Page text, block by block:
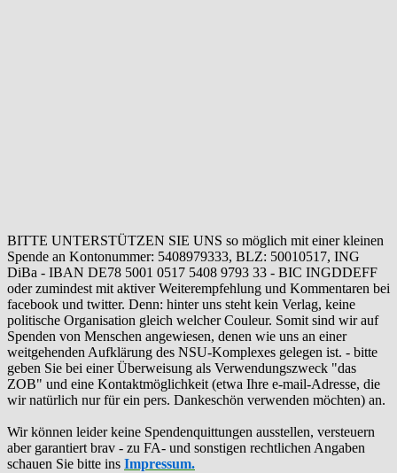
BITTE UNTERSTÜTZEN SIE UNS so möglich mit einer kleinen
Spende an Kontonummer: 5408979333, BLZ: 50010517, ING
DiBa - IBAN DE78 5001 0517 5408 9793 33 - BIC INGDDEFF
oder zumindest mit aktiver Weiterempfehlung und Kommentaren bei
facebook und twitter. Denn: hinter uns steht kein Verlag, keine
politische Organisation gleich welcher Couleur. Somit sind wir auf
Spenden von Menschen angewiesen, denen wie uns an einer
weitgehenden Aufklärung des NSU-Komplexes gelegen ist. - bitte
geben Sie bei einer Überweisung als Verwendungszweck "das
ZOB" und eine Kontaktmöglichkeit (etwa Ihre e-mail-Adresse, die
wir natürlich nur für ein pers. Dankeschön verwenden möchten) an.
Wir können leider keine Spendenquittungen ausstellen, versteuern
aber garantiert brav - zu FA- und sonstigen rechtlichen Angaben
schauen Sie bitte ins Impressum.